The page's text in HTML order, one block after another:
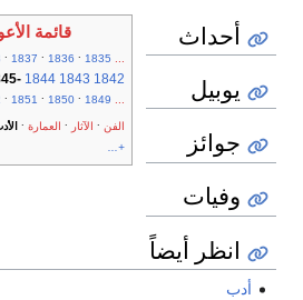
قائمة
...
1835
1836
1837
1842
1843
1844
-
...
1849
1850
1851
الفن الآثار العمارة
+...
أحداث
يوبيل
جوائز
وفيات
انظر أيضاً
أدب